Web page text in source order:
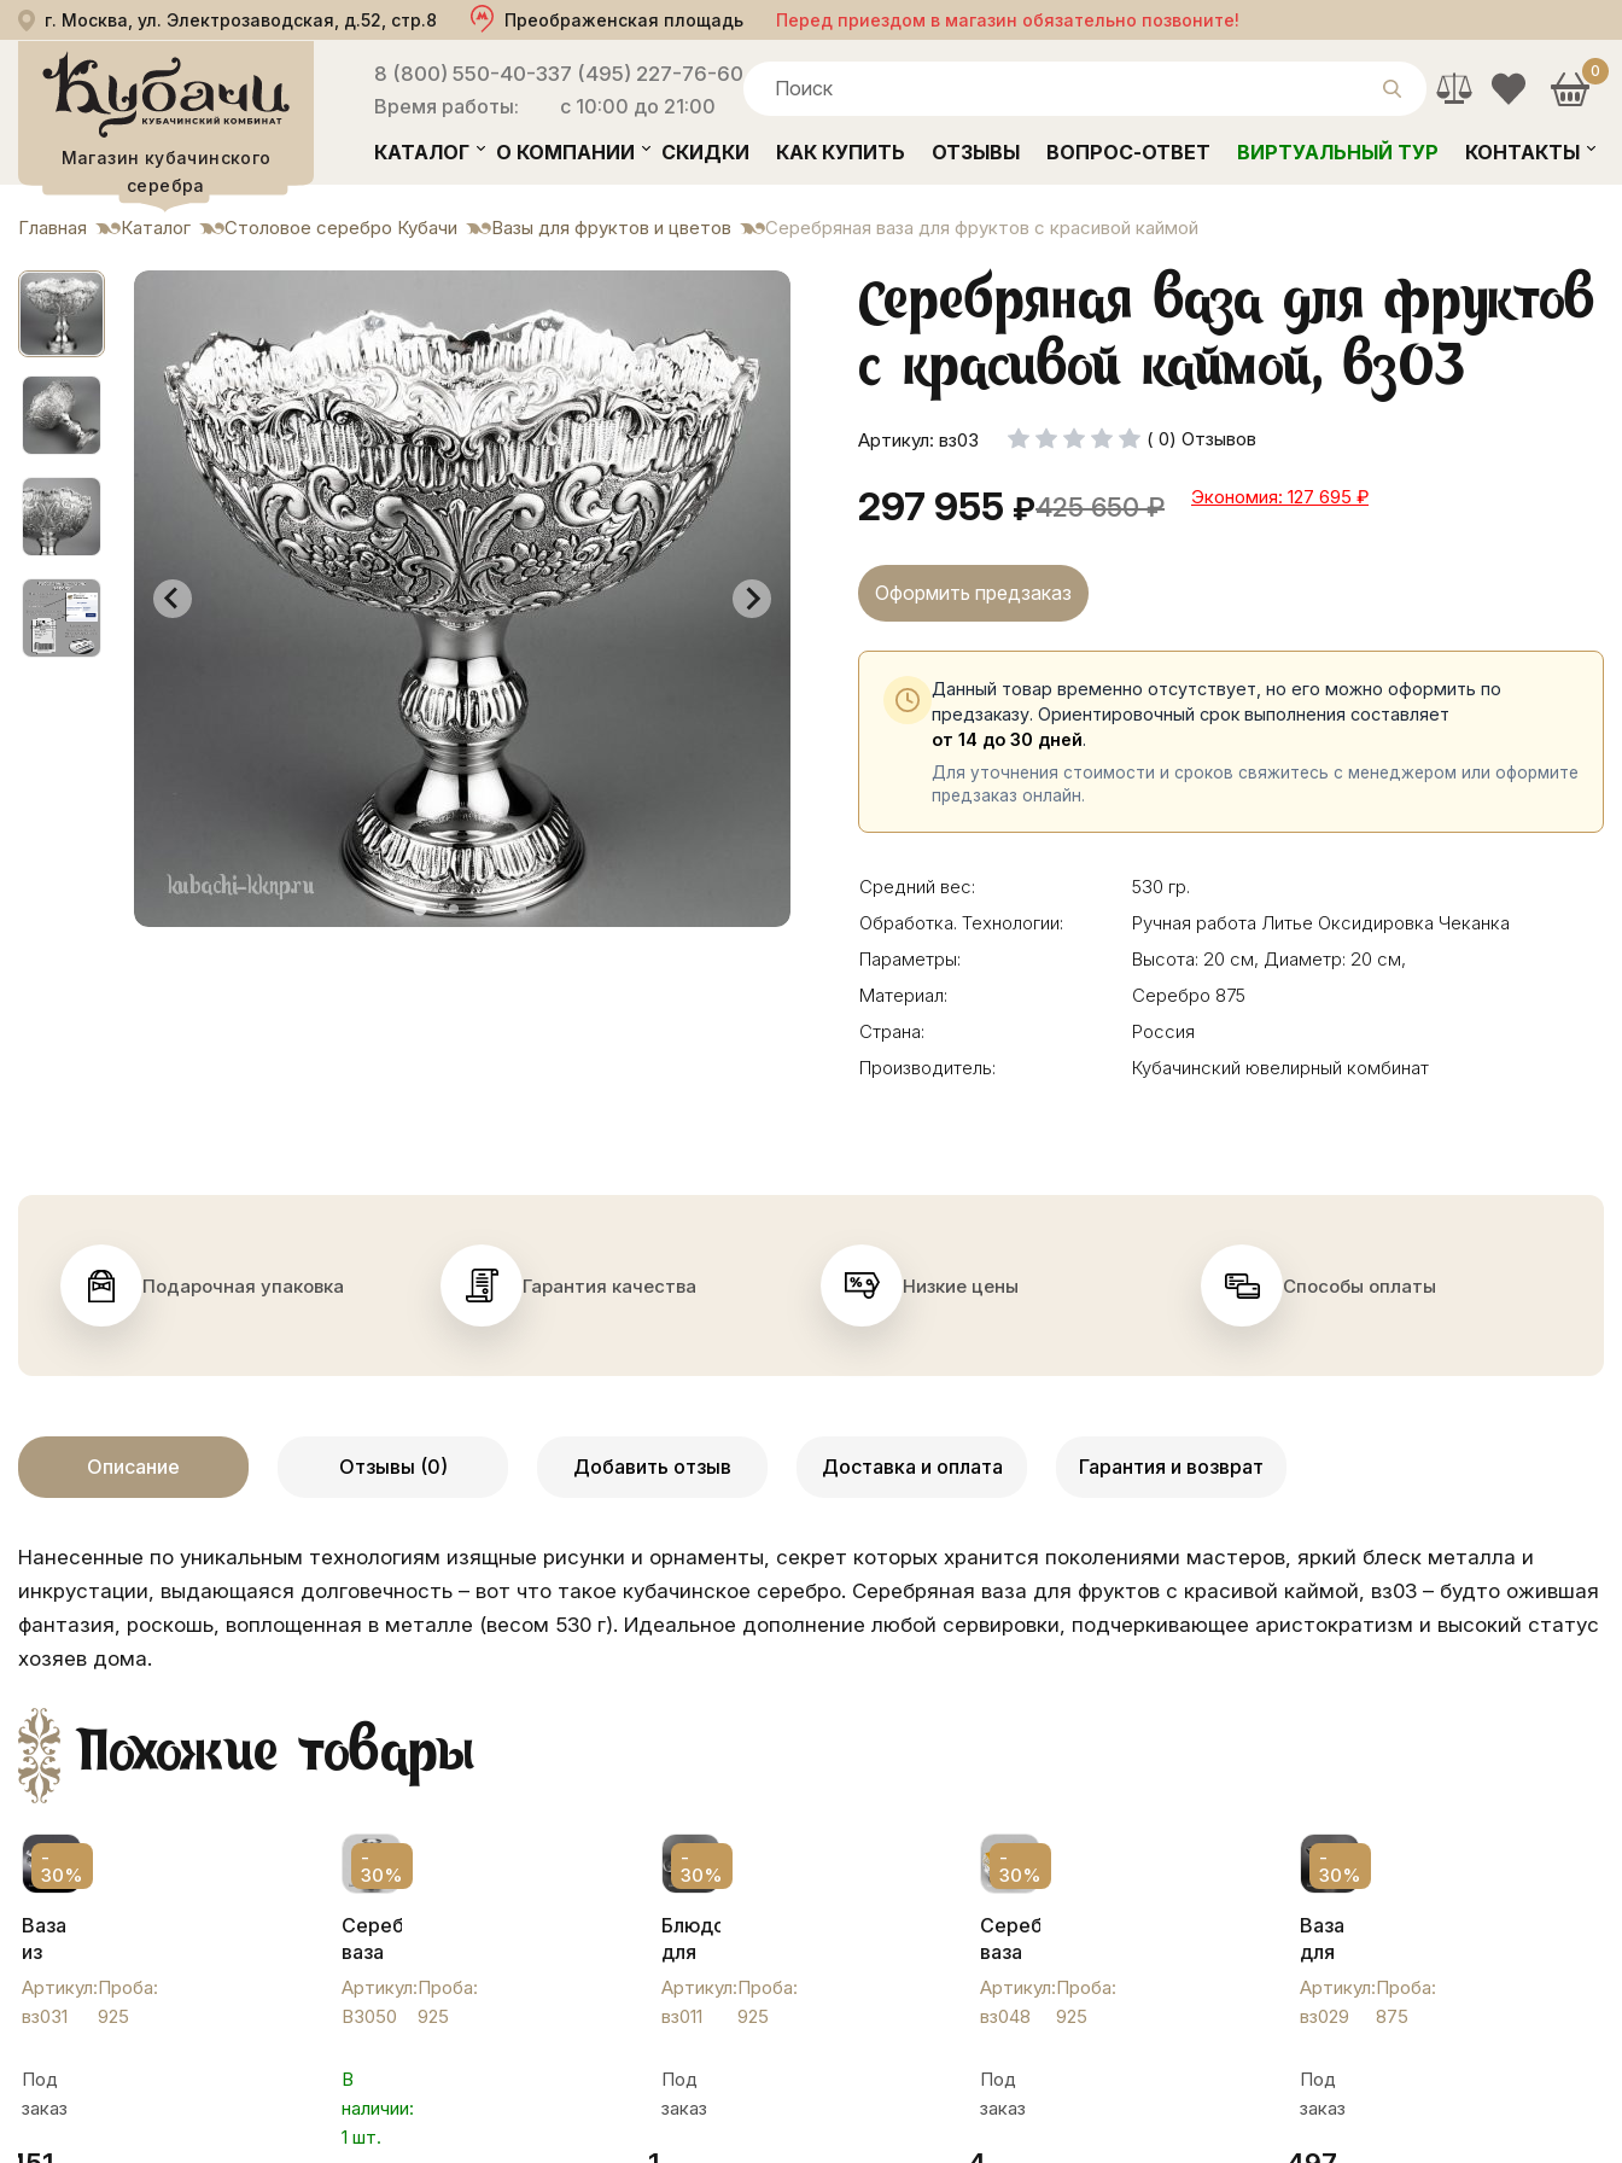
г. Москва, ул. Электрозаводская, д.52, стр.8 Преображенская площадь Перед приездом в магазин обязательно позвоните!
Магазин кубачинского
серебра
8 (800) 550-40-33
Время работы:
7 (495) 227-76-60
с 10:00 до 21:00
0
КАТАЛОГ О КОМПАНИИ СКИДКИ КАК КУПИТЬ ОТЗЫВЫ ВОПРОС-ОТВЕТ ВИРТУАЛЬНЫЙ ТУР КОНТАКТЫ
Главная Каталог Столовое серебро Кубачи Вазы для фруктов и цветов Серебряная ваза для фруктов с красивой каймой
Серебряная ваза для фруктов
с красивой каймой, вз03
Артикул: вз03 ( 0) Отзывов
297 955 ₽425 650 ₽ Экономия: 127 695 ₽
Оформить предзаказ
Данный товар временно отсутствует, но его можно оформить по
предзаказу. Ориентировочный срок выполнения составляет
от 14 до 30 дней.
Для уточнения стоимости и сроков свяжитесь с менеджером или оформите
предзаказ онлайн.
Средний вес:
530 гр.
Обработка. Технологии:
Ручная работа Литье Оксидировка Чеканка
Параметры:
Высота: 20 см, Диаметр: 20 см,
Материал:
Серебро 875
Страна:
Россия
Производитель:
Кубачинский ювелирный комбинат
Подарочная упаковка Гарантия качества Низкие цены Способы оплаты
Описание Отзывы (0) Добавить отзыв Доставка и оплата Гарантия и возврат
Нанесенные по уникальным технологиям изящные рисунки и орнаменты, секрет которых хранится поколениями мастеров, яркий блеск металла и
инкрустации, выдающаяся долговечность – вот что такое кубачинское серебро. Серебряная ваза для фруктов с красивой каймой, вз03 – будто ожившая
фантазия, роскошь, воплощенная в металле (весом 530 г). Идеальное дополнение любой сервировки, подчеркивающее аристократизм и высокий статус
хозяев дома.
Похожие товары
-
30%
Ваза
из
серебра
для
фруктов,
Артикул:
вз031
Проба:
925
Под
заказ
-
30%
Серебряная
ваза
для
цветов
"Роза",
Артикул:
ВЗ050
Проба:
925
В
наличии:
1 шт.
-
30%
Блюдо
для
фруктов,
вз011
Артикул:
вз011
Проба:
925
Под
заказ
-
30%
Серебряная
ваза
для
фруктов
"Посейдон",
Артикул:
вз048
Проба:
925
Под
заказ
-
30%
Ваза
для
фруктов
из
серебра,
Артикул:
вз029
Проба:
875
Под
заказ